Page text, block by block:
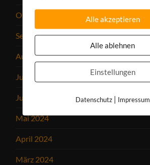
Oktober 2024
September 2024
August 2024
Juli 2024
Juni 2024
Mai 2024
April 2024
März 2024
Alle akzeptieren
Alle ablehnen
Einstellungen
Datenschutz| Impressum